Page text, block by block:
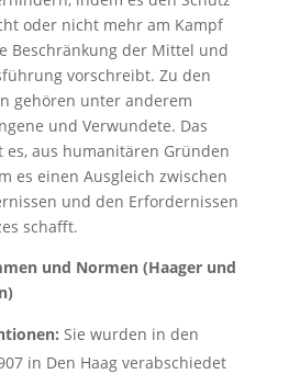
oder nicht mehr am Kampf
Beschränkung der Mittel und
vorschreibt. Zu den
gehören unter anderem
und Verwundete. Das
es, aus humanitären Gründen
es einen Ausgleich zwischen
und den Erfordernissen
schafft.
und Normen (Haager und
Sie wurden in den
in Den Haag verabschiedet